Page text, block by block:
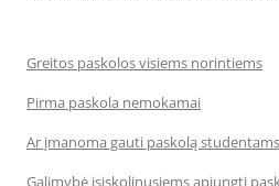
Greitos paskolos visiems norintiems
Pirma paskola nemokamai
Ar įmanoma gauti paskolą
Galimybė įsiskolinusiems apjungti